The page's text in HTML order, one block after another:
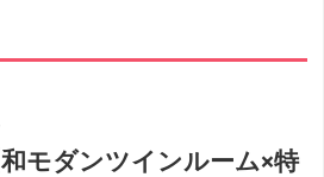
モダンツインルーム×特